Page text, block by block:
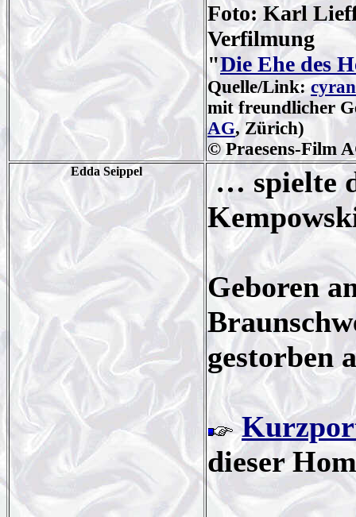
Foto: Karl
Verfilmung
"Die Ehe des
Quelle/Link:
mit freundlicher
AG, Zürich)
© Praesens-Film
Edda Seippel
… spielte
Geboren
gestorben
dieser